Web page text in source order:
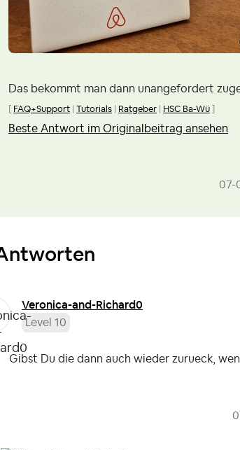
Das bekommt man dann unangefordert
[ FAQ+Support Tutorials Ratgeber HSC Ba-Wü ]
Beste Antwort im Originalbeitrag ansehen
‎07-
Veronica-and-Richard0
Level 10
Gibst Du die dann auch wieder zurueck,